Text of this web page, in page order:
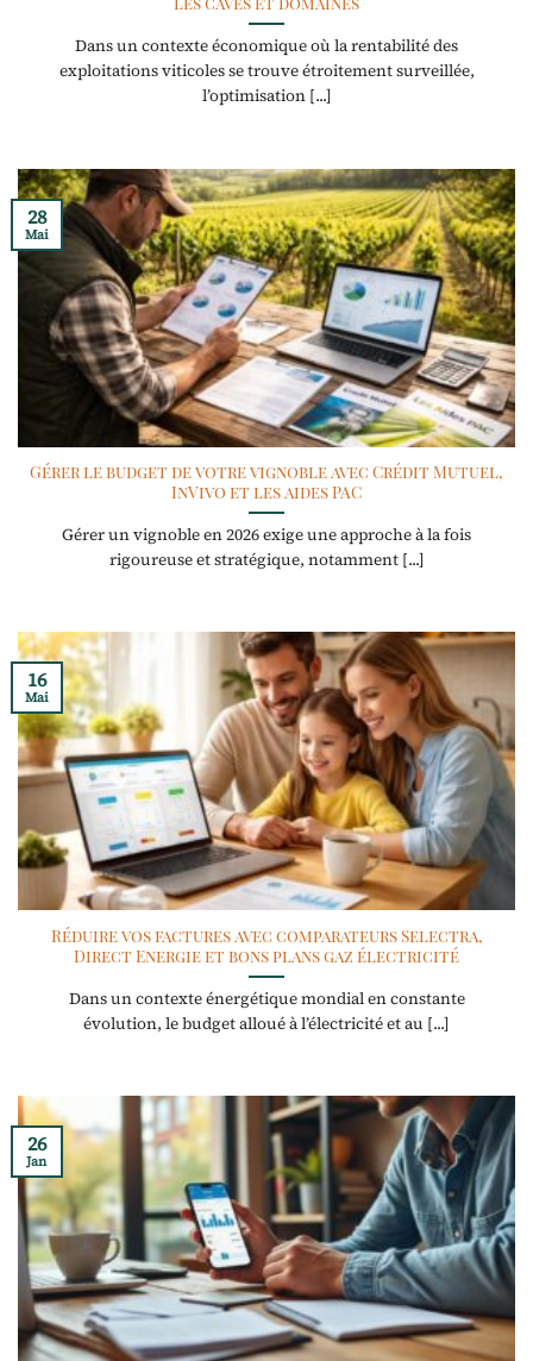
Dans un contexte économique où la rentabilité des
exploitations viticoles se trouve étroitement surveillée,
l’optimisation [...]
Gérer le budget de votre vignoble avec Crédit Mutuel,
InVivo et les aides PAC
Gérer un vignoble en 2026 exige une approche à la fois
rigoureuse et stratégique, notamment [...]
28
Mai
Réduire vos factures avec comparateurs Selectra,
Direct Energie et bons plans gaz électricité
Dans un contexte énergétique mondial en constante
évolution, le budget alloué à l’électricité et au [...]
16
Mai
26
Jan